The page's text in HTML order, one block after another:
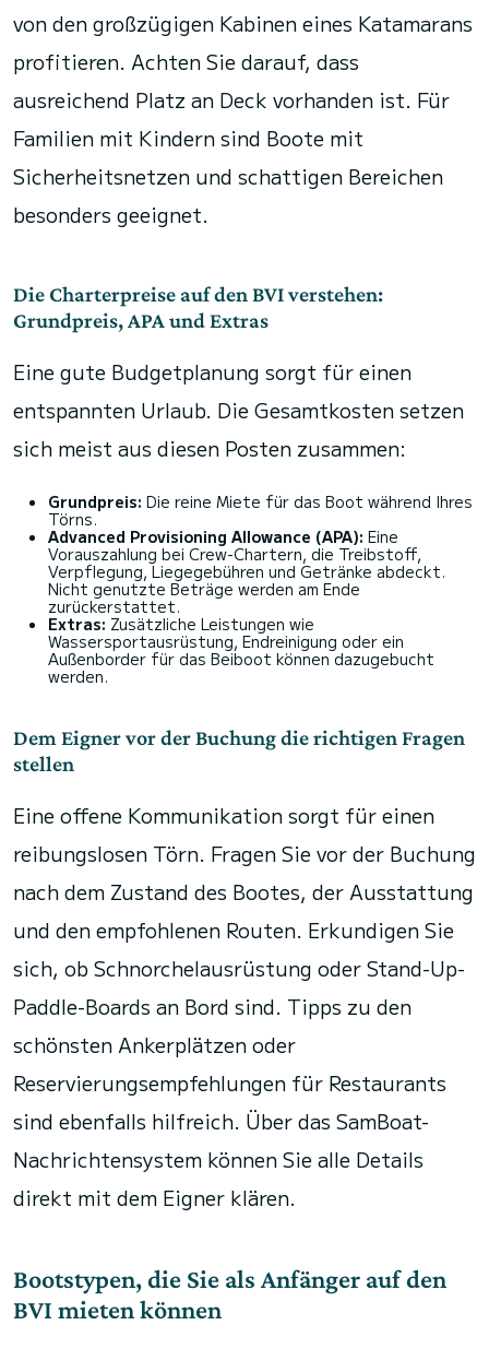
von den großzügigen Kabinen eines Katamarans
profitieren. Achten Sie darauf, dass
ausreichend Platz an Deck vorhanden ist. Für
Familien mit Kindern sind Boote mit
Sicherheitsnetzen und schattigen Bereichen
besonders geeignet.
Die Charterpreise auf den BVI verstehen:
Grundpreis, APA und Extras
Eine gute Budgetplanung sorgt für einen
entspannten Urlaub. Die Gesamtkosten setzen
sich meist aus diesen Posten zusammen:
Grundpreis: Die reine Miete für das Boot während Ihres
Törns.
Advanced Provisioning Allowance (APA): Eine
Vorauszahlung bei Crew-Chartern, die Treibstoff,
Verpflegung, Liegegebühren und Getränke abdeckt.
Nicht genutzte Beträge werden am Ende
zurückerstattet.
Extras: Zusätzliche Leistungen wie
Wassersportausrüstung, Endreinigung oder ein
Außenborder für das Beiboot können dazugebucht
werden.
Dem Eigner vor der Buchung die richtigen Fragen
stellen
Eine offene Kommunikation sorgt für einen
reibungslosen Törn. Fragen Sie vor der Buchung
nach dem Zustand des Bootes, der Ausstattung
und den empfohlenen Routen. Erkundigen Sie
sich, ob Schnorchelausrüstung oder Stand-Up-
Paddle-Boards an Bord sind. Tipps zu den
schönsten Ankerplätzen oder
Reservierungsempfehlungen für Restaurants
sind ebenfalls hilfreich. Über das SamBoat-
Nachrichtensystem können Sie alle Details
direkt mit dem Eigner klären.
Bootstypen, die Sie als Anfänger auf den
BVI mieten können